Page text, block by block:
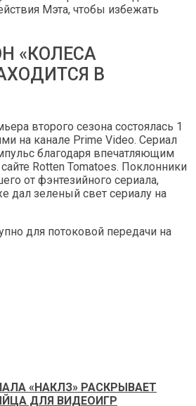
Мэта, чтобы избежать
«КОЛЕСА
В
второго сезона состоялась 1
на канале Prime Video. Сериал
благодаря впечатляющим
Rotten Tomatoes. Поклонники
от фэнтезийного сериала,
дал зеленый свет сериалу на
для потоковой передачи на
«НАКЛЗ» РАСКРЫВАЕТ
ДЛЯ ВИДЕОИГР